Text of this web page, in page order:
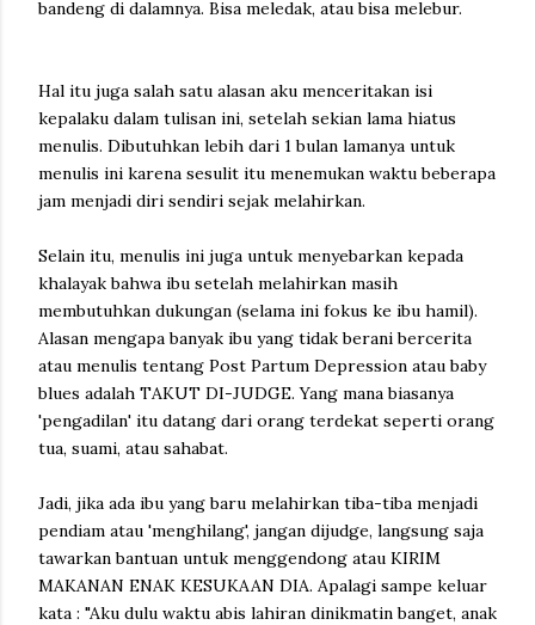
bandeng di dalamnya. Bisa meledak, atau bisa melebur.
Hal itu juga salah satu alasan aku menceritakan isi
kepalaku dalam tulisan ini, setelah sekian lama hiatus
menulis. Dibutuhkan lebih dari 1 bulan lamanya untuk
menulis ini karena sesulit itu menemukan waktu beberapa
jam menjadi diri sendiri sejak melahirkan.
Selain itu, menulis ini juga untuk menyebarkan kepada
khalayak bahwa ibu setelah melahirkan masih
membutuhkan dukungan (selama ini fokus ke ibu hamil).
Alasan mengapa banyak ibu yang tidak berani bercerita
atau menulis tentang Post Partum Depression atau baby
blues adalah TAKUT DI-JUDGE. Yang mana biasanya
'pengadilan' itu datang dari orang terdekat seperti orang
tua, suami, atau sahabat.
Jadi, jika ada ibu yang baru melahirkan tiba-tiba menjadi
pendiam atau 'menghilang', jangan dijudge, langsung saja
tawarkan bantuan untuk menggendong atau KIRIM
MAKANAN ENAK KESUKAAN DIA. Apalagi sampe keluar
kata : "Aku dulu waktu abis lahiran dinikmatin banget, anak